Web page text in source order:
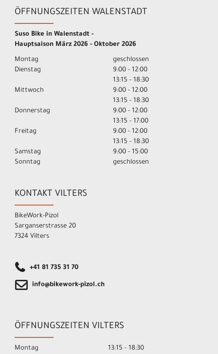
ÖFFNUNGSZEITEN WALENSTADT
Suso Bike in Walenstadt -
Hauptsaison März 2026 - Oktober 2026
Montag
geschlossen
Dienstag
9:00 - 12:00
13:15 - 18:30
Mittwoch
9:00 - 12:00
13:15 - 18:30
Donnerstag
9:00 - 12:00
13:15 - 17:00
Freitag
9:00 - 12:00
13:15 - 18:30
Samstag
9:00 - 15:00
Sonntag
geschlossen
KONTAKT VILTERS
BikeWork-Pizol
Sarganserstrasse 20
7324 Vilters
+41 81 735 31 70
info@bikework-pizol.ch
ÖFFNUNGSZEITEN VILTERS
Montag
13:15 - 18:30